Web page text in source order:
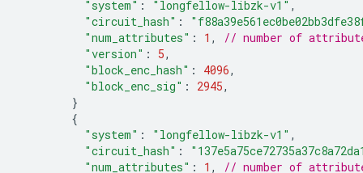
"system" : "longfellow-libzk-v1" ,
"circuit_hash" :
"num_attributes" : 1 ,
// number of
"version" : 5,
"block_enc_hash" : 4096,
"block_enc_sig" : 2945,
}
{
"system" : "longfellow-libzk-v1" ,
"circuit_hash" :
"num_attributes" : 1 ,
// number of